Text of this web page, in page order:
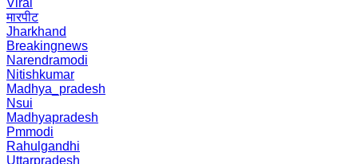
Viral
मारपीट
Jharkhand
Breakingnews
Narendramodi
Nitishkumar
Madhya_pradesh
Nsui
Madhyapradesh
Pmmodi
Rahulgandhi
Uttarpradesh